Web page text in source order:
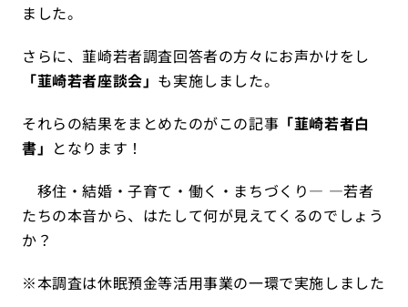
ました。
さらに、韮崎若者調査回答者の方々にお声かけをし
「韮崎若者座談会」 も実施しました。
それらの結果をまとめたのがこの記事 「韮崎若者白
書」 となります！
移住・結婚・子育て・働く・まちづくり― ―若者
たちの本音から、はたして何が見えてくるのでしょう
か？
※本調査は休眠預金等活用事業の一環で実施しました